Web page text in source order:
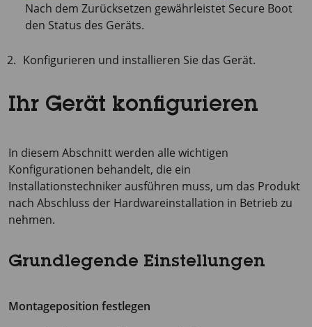
Nach dem Zurücksetzen gewährleistet Secure Boot
den Status des Geräts.
Konfigurieren und installieren Sie das Gerät.
Ihr Gerät konfigurieren
In diesem Abschnitt werden alle wichtigen
Konfigurationen behandelt, die ein
Installationstechniker ausführen muss, um das Produkt
nach Abschluss der Hardwareinstallation in Betrieb zu
nehmen.
Grundlegende Einstellungen
Montageposition festlegen